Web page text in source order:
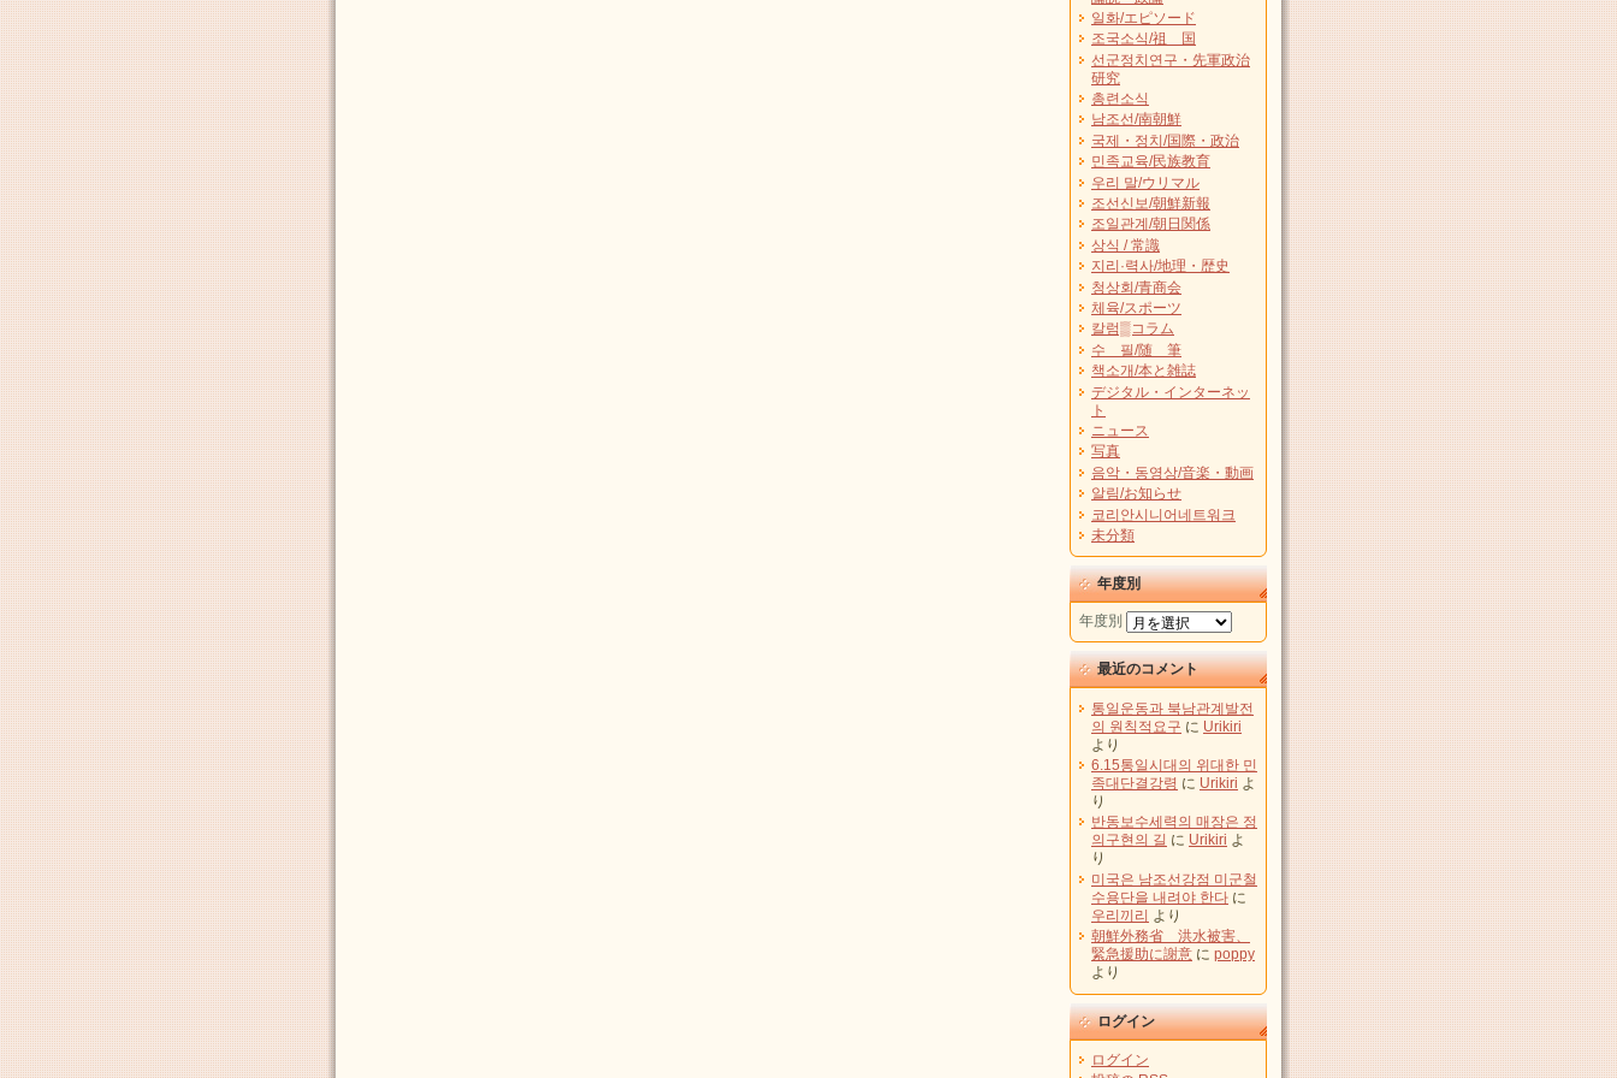
일화/エピソード
조국소식/祖 国
선군정치연구・先軍政治
研究
총련소식
남조선/南朝鮮
국제・정치/国際・政治
민족교육/民族教育
우리 말/ウリマル
조선신보/朝鮮新報
조일관계/朝日関係
상식 / 常識
지리·력사/地理・歴史
청상회/青商会
체육/スポーツ
칼럼▒コラム
수 필/随 筆
책소개/本と雑誌
デジタル・インターネッ
ト
ニュース
写真
음악・동영상/音楽・動画
알림/お知らせ
코리안시니어네트워크
未分類
年度別
年度別
最近のコメント
통일운동과 북남관계발전
의 원칙적요구 に Urikiri
より
6.15통일시대의 위대한 민
족대단결강령 に Urikiri よ
り
반동보수세력의 매장은 정
의구현의 길 に Urikiri よ
り
미국은 남조선강점 미군철
수용단을 내려야 한다 に
우리끼리 より
朝鮮外務省 洪水被害、
緊急援助に謝意 に poppy
より
ログイン
ログイン